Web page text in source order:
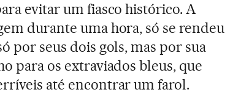
evitar um fiasco histórico. A
durante uma hora, só se rendeu
por seus dois gols, mas por sua
para os extraviados bleus, que
até encontrar um farol.